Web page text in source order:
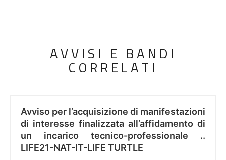
AVVISI E BANDI
CORRELATI
Avviso per l’acquisizione di manifestazioni
di interesse finalizzata all’affidamento di
un incarico tecnico-professionale ..
LIFE21-NAT-IT-LIFE TURTLE